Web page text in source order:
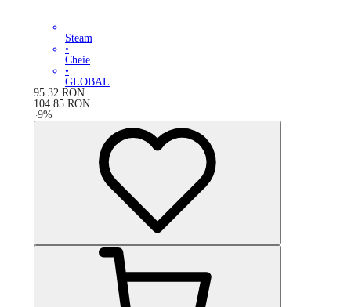
Steam
•
Cheie
•
GLOBAL
95.32 RON
104.85 RON
-9%